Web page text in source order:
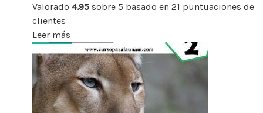
Valorado 4.95 sobre 5 basado en 21 puntuaciones de
clientes
Leer más